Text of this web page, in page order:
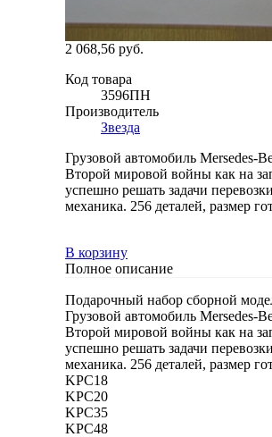
2 068,56 руб.
Код товара
3596ПН
Производитель
Звезда
Грузовой автомобиль Mersedes-
Второй мировой войны как на
успешно решать задачи
механика. 256 деталей, размер
В корзину
Полное описание
Подарочный набор сборной
Грузовой автомобиль Mersedes-
Второй мировой войны как на
успешно решать задачи
механика. 256 деталей, размер
KPC18
KPC20
KPC35
KPC48